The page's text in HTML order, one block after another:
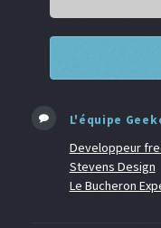
L'équipe
Developpeur
Stevens Design
Le Bucheron